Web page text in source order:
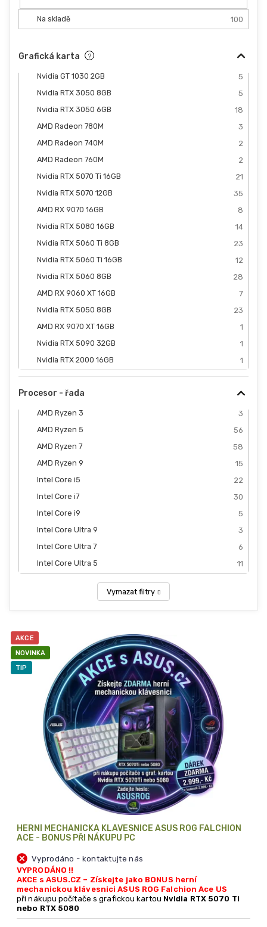
o
u
t
ů
Na skladě 100
Grafická karta ?
Nvidia GT 1030 2GB
5
Nvidia RTX 3050 8GB
5
Nvidia RTX 3050 6GB
18
AMD Radeon 780M
3
AMD Radeon 740M
2
AMD Radeon 760M
2
Nvidia RTX 5070 Ti 16GB
21
Nvidia RTX 5070 12GB
35
AMD RX 9070 16GB
8
Nvidia RTX 5080 16GB
14
Nvidia RTX 5060 Ti 8GB
23
Nvidia RTX 5060 Ti 16GB
12
Nvidia RTX 5060 8GB
28
AMD RX 9060 XT 16GB
7
Nvidia RTX 5050 8GB
23
AMD RX 9070 XT 16GB
1
Nvidia RTX 5090 32GB
1
Nvidia RTX 2000 16GB
1
Procesor - řada
AMD Ryzen 3
3
AMD Ryzen 5
56
AMD Ryzen 7
58
AMD Ryzen 9
15
Intel Core i5
22
Intel Core i7
30
Intel Core i9
5
Intel Core Ultra 9
3
Intel Core Ultra 7
6
Intel Core Ultra 5
11
Vymazat filtry
V
ýAKCE
NOVINKA
TIP
HERNÍ MECHANICKÁ KLÁVESNICE ASUS ROG FALCHION
ACE - BONUS PŘI NÁKUPU PC
Vyprodáno - kontaktujte nás
VYPRODÁNO !!
AKCE s ASUS.CZ – Získejte jako BONUS herní
mechanickou klávesnici ASUS ROG Falchion Ace US
při nákupu počítače s grafickou kartou Nvidia RTX 5070 Ti
nebo RTX 5080